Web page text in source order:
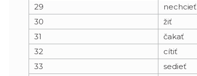
29
nechcieť
30
žiť
31
čakať
32
cítiť
33
sedieť